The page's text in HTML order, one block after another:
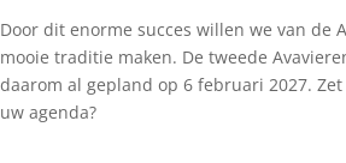
Door dit enorme succes willen we van de
mooie traditie maken. De tweede
daarom al gepland op 6 februari 2027.
uw agenda?